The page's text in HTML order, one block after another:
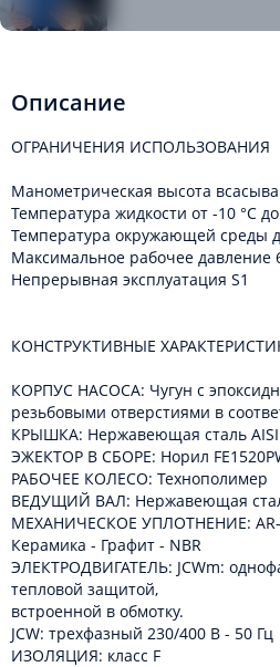
Описание
ОГРАНИЧЕНИЯ ИСПОЛЬЗОВАНИЯ
Манометрическая высота
Температура жидкости от -10 °C
Температура окружающей среды
Максимальное рабочее давление
Непрерывная эксплуатация S1
КОНСТРУКТИВНЫЕ
КОРПУС НАСОСА: Чугун с
резьбовыми отверстиями в
КРЫШКА: Нержавеющая сталь
ЭЖЕКТОР В СБОРЕ: Норил
РАБОЧЕЕ КОЛЕСО: Технополимер
ВЕДУЩИЙ ВАЛ: Нержавеющая
МЕХАНИЧЕСКОЕ УПЛОТНЕНИЕ:
Керамика - Графит - NBR
ЭЛЕКТРОДВИГАТЕЛЬ: JCWm:
тепловой защитой,
встроенной в обмотку.
JCW: трехфазный 230/400 В - 50 Гц
ИЗОЛЯЦИЯ: класс F